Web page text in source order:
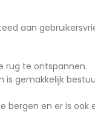
aan
rug te ontspannen.
is gemakkelijk
en er is ook